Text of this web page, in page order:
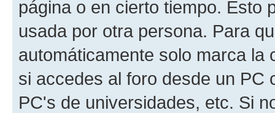
página o en cierto tiempo. Esto
usada por otra persona. Para
automáticamente solo marca la
si accedes al foro desde un PC
PC's de universidades, etc. Si